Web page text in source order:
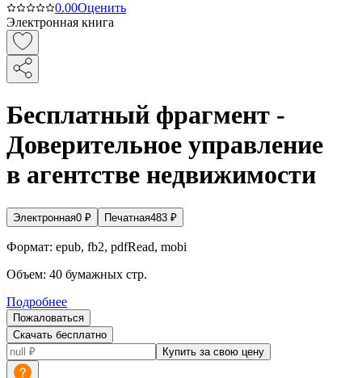
0.00Оценить
Электронная книга
Бесплатный фрагмент -
Доверительное управление
в агентстве недвижимости
Электронная0 ₽ Печатная483 ₽
Формат: epub, fb2, pdfRead, mobi
Объем: 40 бумажных стр.
Подробнее
Пожаловаться
Скачать бесплатно
Купить за свою цену